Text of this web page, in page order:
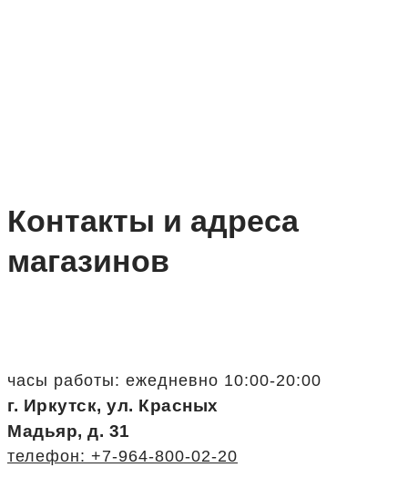
Контакты и адреса
магазинов
часы работы: ежедневно 10:00-20:00
г. Иркутск, ул. Красных
Мадьяр, д. 31
телефон: +7-964-800-02-20